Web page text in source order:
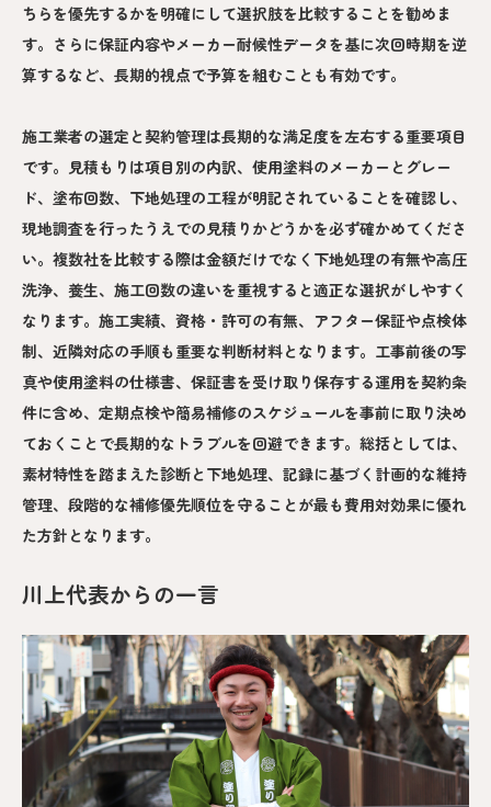
ちらを優先するかを明確にして選択肢を比較することを勧めま
す。さらに保証内容やメーカー耐候性データを基に次回時期を逆
算するなど、長期的視点で予算を組むことも有効です。
施工業者の選定と契約管理は長期的な満足度を左右する重要項目
です。見積もりは項目別の内訳、使用塗料のメーカーとグレー
ド、塗布回数、下地処理の工程が明記されていることを確認し、
現地調査を行ったうえでの見積りかどうかを必ず確かめてくださ
い。複数社を比較する際は金額だけでなく下地処理の有無や高圧
洗浄、養生、施工回数の違いを重視すると適正な選択がしやすく
なります。施工実績、資格・許可の有無、アフター保証や点検体
制、近隣対応の手順も重要な判断材料となります。工事前後の写
真や使用塗料の仕様書、保証書を受け取り保存する運用を契約条
件に含め、定期点検や簡易補修のスケジュールを事前に取り決め
ておくことで長期的なトラブルを回避できます。総括としては、
素材特性を踏まえた診断と下地処理、記録に基づく計画的な維持
管理、段階的な補修優先順位を守ることが最も費用対効果に優れ
た方針となります。
川上代表からの一言